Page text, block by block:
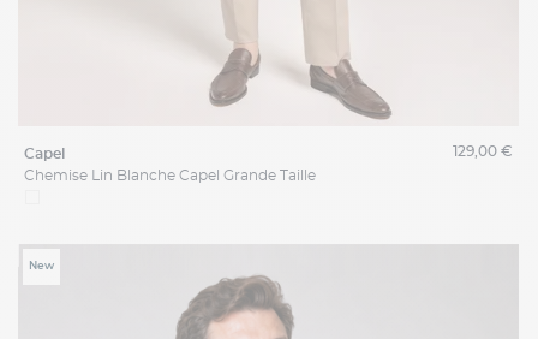
capel
Chemise Lin Blanche Capel Grande Taille
129,00 €
New